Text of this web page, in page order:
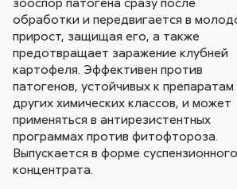
обработки и передвигается в
прирост, защищая его, а также
предотвращает заражение клубней
картофеля. Эффективен против
патогенов, устойчивых к препаратам
других химических классов, и может
применяться в антирезистентных
программах против фитофтороза.
Выпускается в форме суспензионного
концентрата.